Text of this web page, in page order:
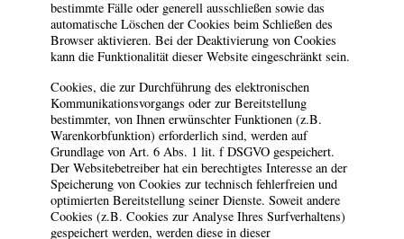
bestimmte Fälle oder generell ausschließen sowie das
automatische Löschen der Cookies beim Schließen des
Browser aktivieren. Bei der Deaktivierung von Cookies
kann die Funktionalität dieser Website eingeschränkt sein.
Cookies, die zur Durchführung des elektronischen
Kommunikationsvorgangs oder zur Bereitstellung
bestimmter, von Ihnen erwünschter Funktionen (z.B.
Warenkorbfunktion) erforderlich sind, werden auf
Grundlage von Art. 6 Abs. 1 lit. f DSGVO gespeichert.
Der Websitebetreiber hat ein berechtigtes Interesse an der
Speicherung von Cookies zur technisch fehlerfreien und
optimierten Bereitstellung seiner Dienste. Soweit andere
Cookies (z.B. Cookies zur Analyse Ihres Surfverhaltens)
gespeichert werden, werden diese in dieser